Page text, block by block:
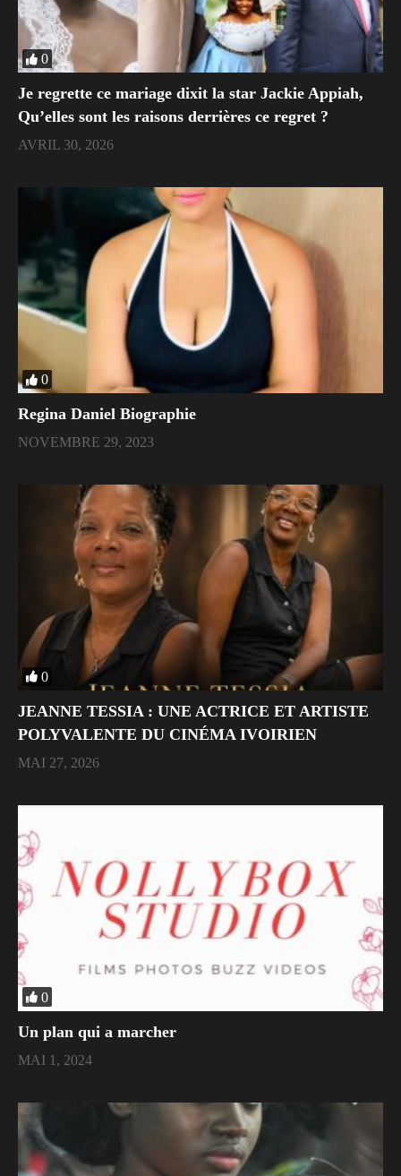
0
Je regrette ce mariage dixit la star Jackie Appiah,
Qu’elles sont les raisons derrières ce regret ?
AVRIL 30, 2026
0
Regina Daniel Biographie
NOVEMBRE 29, 2023
0
JEANNE TESSIA : UNE ACTRICE ET ARTISTE
POLYVALENTE DU CINÉMA IVOIRIEN
MAI 27, 2026
0
Un plan qui a marcher
MAI 1, 2024